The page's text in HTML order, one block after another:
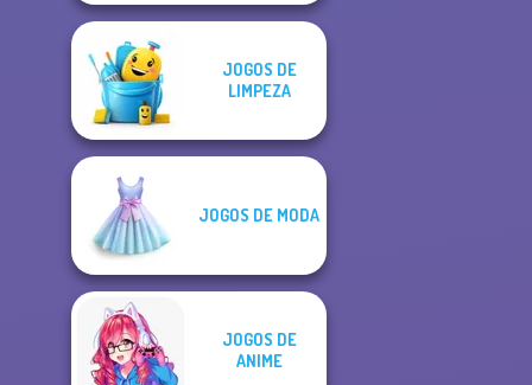
JOGOS DE
LIMPEZA
JOGOS DE MODA
JOGOS DE
ANIME